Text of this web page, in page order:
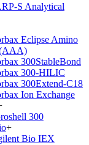
S Analytical
Eclipse Amino
300StableBond
300-HILIC
300Extend-C18
Ion Exchange
300
+
Bio IEX